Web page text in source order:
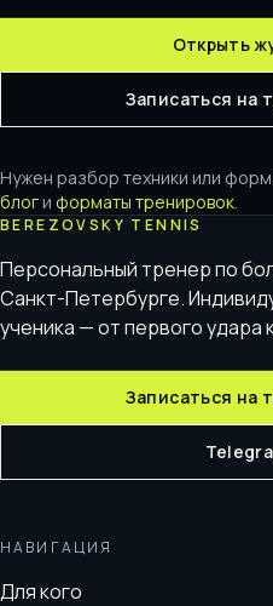
Открыть
Записаться на
Нужен разбор техники или
блог и форматы тренировок.
BEREZOVSKY TENNIS
Персональный тренер по
Санкт-Петербурге.
ученика — от первого удара
Записаться на
НАВИГАЦИЯ
Для кого